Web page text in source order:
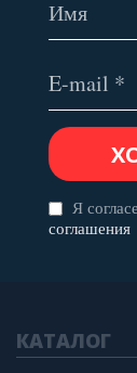
Я
соглашения
КАТАЛОГ